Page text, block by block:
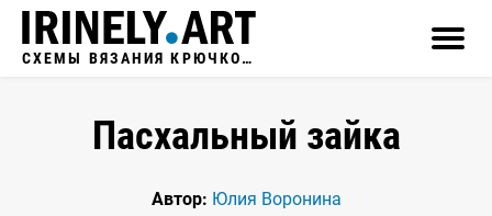
СХЕМЫ ВЯЗАНИЯ КРЮЧКОМ
Пасхальный зайка
Автор: Юлия Воронина